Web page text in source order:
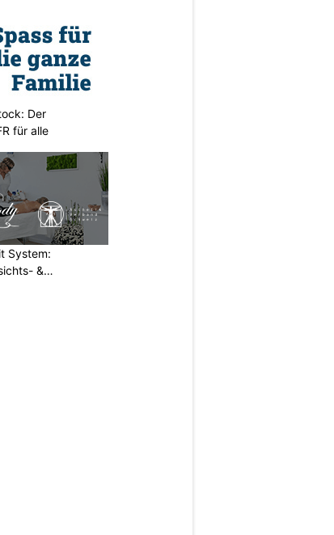
Der
für alle
System:
&